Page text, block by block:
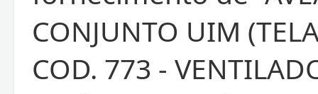
CONJUNTO UIM
COD. 773 -